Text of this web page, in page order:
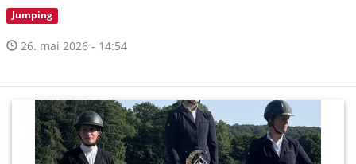
Jumping
26. mai 2026 - 14:54